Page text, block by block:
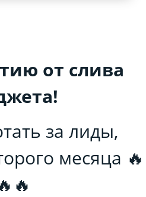
от слива
за лиды,
месяца 🔥